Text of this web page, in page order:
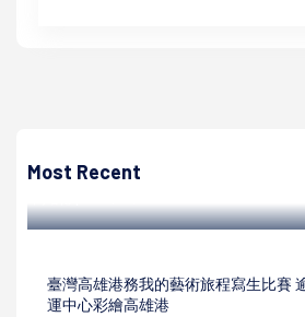
Most Recent
戰前空姐首披戰袍
臺灣高雄港務我的藝術旅程寫生比賽
運中心彩繪高雄港